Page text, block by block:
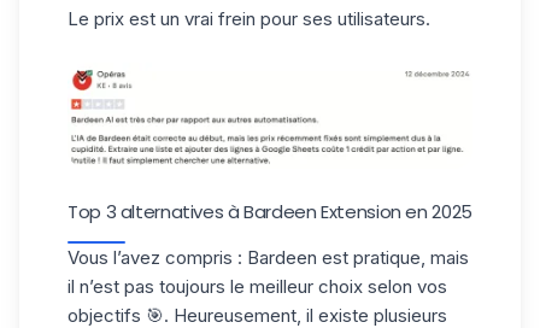
Le prix est un vrai frein pour ses utilisateurs.
Top 3 alternatives à Bardeen Extension en 2025
Vous l’avez compris : Bardeen est pratique, mais
il n’est pas toujours le meilleur choix selon vos
objectifs 🎯. Heureusement, il existe plusieurs